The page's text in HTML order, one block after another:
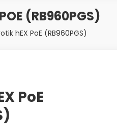
(RB960PGS)
hEX PoE (RB960PGS)
PoE